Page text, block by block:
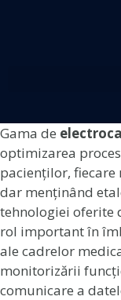
Gama de
optimizarea
pacienților,
dar menținând
tehnologiei oferite
rol important în
ale cadrelor
monitorizării
comunicare a